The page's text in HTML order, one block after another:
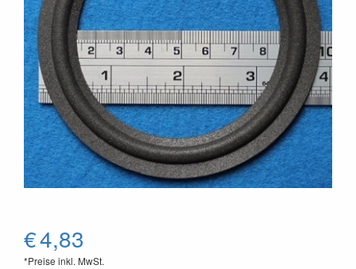
€4,83
*Preise inkl. MwSt.